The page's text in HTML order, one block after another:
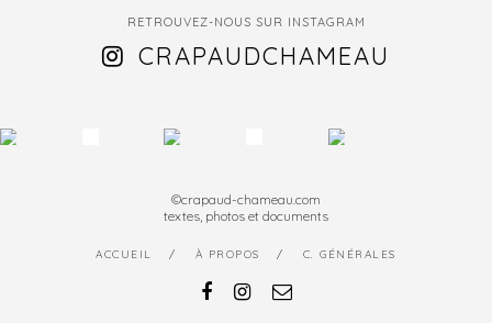
RETROUVEZ-NOUS SUR INSTAGRAM
CRAPAUDCHAMEAU
©crapaud-chameau.com
textes, photos et documents
ACCUEIL À PROPOS C. GÉNÉRALES